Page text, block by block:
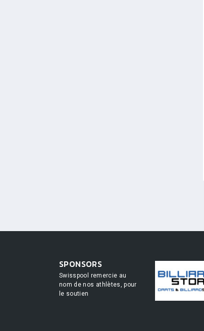
SPONSORS
Swisspool remercie au
nom de nos athlètes, pour
le soutien